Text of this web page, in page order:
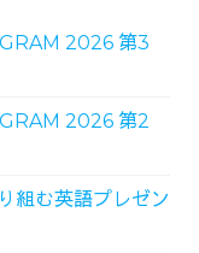
2026 第3
2026 第2
組む英語プレゼン